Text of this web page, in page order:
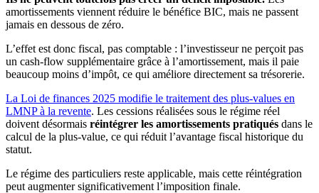
amortissements viennent réduire le bénéfice BIC, mais ne passent
jamais en dessous de zéro.
L’effet est donc fiscal, pas comptable : l’investisseur ne perçoit pas
un cash-flow supplémentaire grâce à l’amortissement, mais il paie
beaucoup moins d’impôt, ce qui améliore directement sa trésorerie.
La Loi de finances 2025 modifie le traitement des plus-values en
LMNP à la revente. Les cessions réalisées sous le régime réel
doivent désormais réintégrer les amortissements pratiqués dans le
calcul de la plus-value, ce qui réduit l’avantage fiscal historique du
statut.
Le régime des particuliers reste applicable, mais cette réintégration
peut augmenter significativement l’imposition finale.